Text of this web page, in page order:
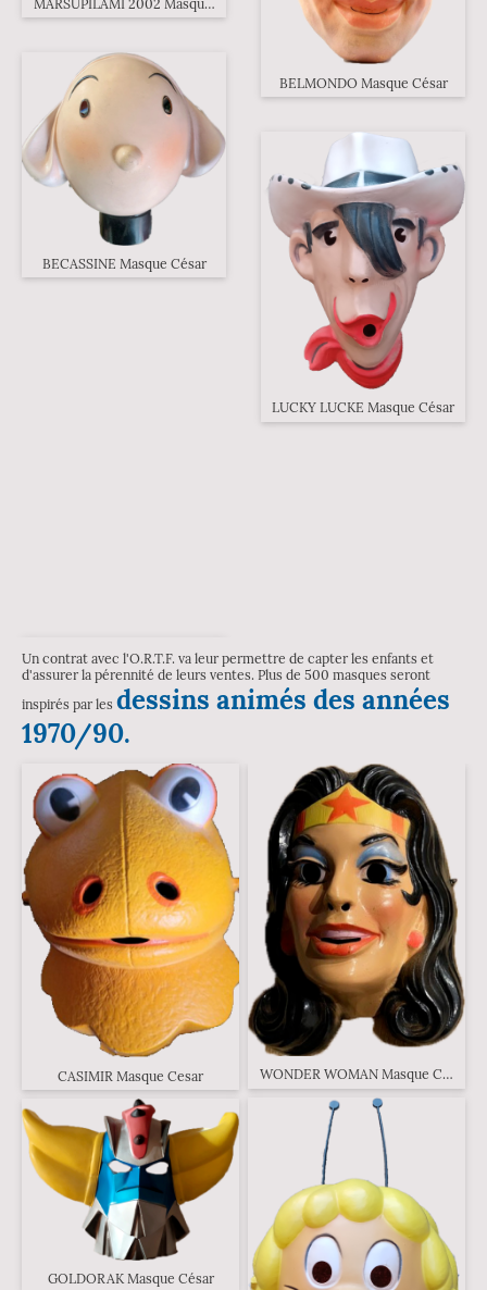
MARSUPILAMI 2002 Masque césar
BECASSINE Masque César
BELMONDO Masque César
LUCKY LUCKE Masque César
Un contrat avec l'O.R.T.F. va leur permettre de capter les enfants et
d'assurer la pérennité de leurs ventes. Plus de 500 masques seront
inspirés par les dessins animés des années
1970/90.
CASIMIR Masque Cesar
GOLDORAK Masque César
WONDER WOMAN Masque César